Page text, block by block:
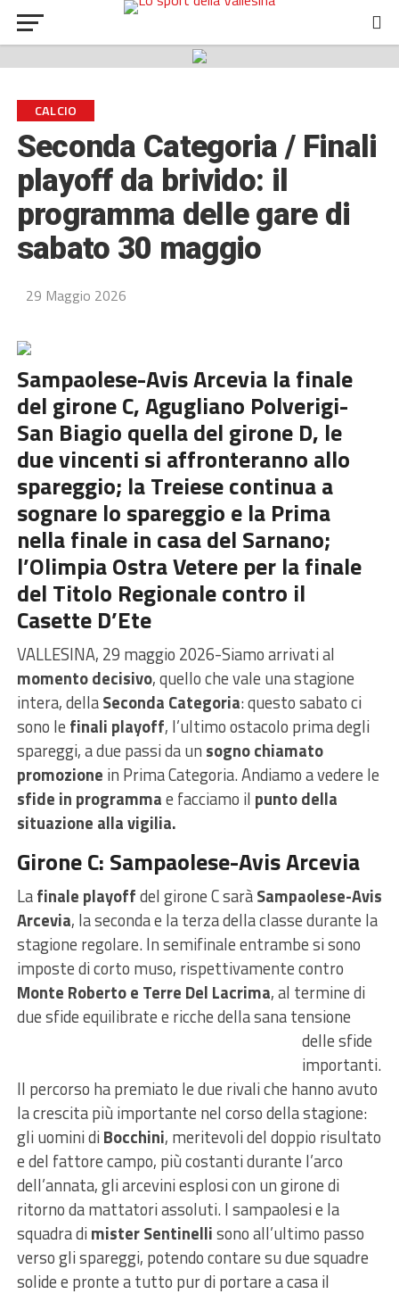
CALCIO
Seconda Categoria / Finali
playoff da brivido: il
programma delle gare di
sabato 30 maggio
29 Maggio 2026
Sampaolese-Avis Arcevia la finale
del girone C, Agugliano Polverigi-
San Biagio quella del girone D, le
due vincenti si affronteranno allo
spareggio; la Treiese continua a
sognare lo spareggio e la Prima
nella finale in casa del Sarnano;
l’Olimpia Ostra Vetere per la finale
del Titolo Regionale contro il
Casette D’Ete
VALLESINA, 29 maggio 2026-Siamo arrivati al
momento decisivo, quello che vale una stagione
intera, dellaSeconda Categoria: questo sabato ci
sono le finali playoff, l’ultimo ostacolo prima degli
spareggi, a due passi da un sogno chiamato
promozione in Prima Categoria. Andiamo a vedere le
sfide in programmae facciamo il punto della
situazione alla vigilia.
Girone C: Sampaolese-Avis Arcevia
Lafinale playoffdel girone C saràSampaolese-Avis
Arcevia, la seconda e la terza della classe durante la
stagione regolare. In semifinale entrambe si sono
imposte di corto muso, rispettivamente contro
Monte Roberto e Terre Del Lacrima, al termine di
due sfide equilibratee ricche della sana tensione
delle sfide
importanti.
Il percorso ha premiato le due rivali che hanno avuto
la crescita più importante nel corso della stagione:
gli uomini diBocchini, meritevoli del doppio risultato
e del fattore campo, più costanti durante l’arco
dell’annata, gli arcevini esplosi con un girone di
ritorno da mattatori assoluti. I sampaolesi e la
squadra dimister Sentinellisono all’ultimo passo
verso gli spareggi, potendo contare su due squadre
solide e pronte a tutto pur di portare a casa il